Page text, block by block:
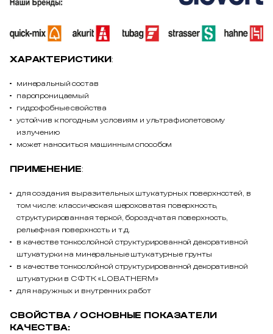
ХАРАКТЕРИСТИКИ:
минеральный состав
паропроницаемый
гидрофобные свойства
устойчив к погодным условиям и ультрафиолетовому
излучению
может наноситься машинным способом
ПРИМЕНЕНИЕ:
для создания выразительных штукатурных поверхностей, в
том числе: классическая шероховатая поверхность,
структурированная теркой, бороздчатая поверхность,
рельефная поверхность и т.д.
в качестве тонкослойной структурированной декоративной
штукатурки на минеральные штукатурные грунты
в качестве тонкослойной структурированной декоративной
штукатурки в СФТК «LOBATHERM»
для наружных и внутренних работ
СВОЙСТВА / ОСНОВНЫЕ ПОКАЗАТЕЛИ
КАЧЕСТВА: